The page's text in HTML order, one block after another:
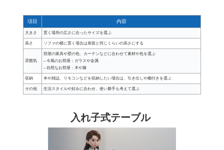
項目 内容
大きさ 置く場所の広さに合ったサイズを選ぶ
高さ ソファの横に置く場合は座面と同じくらいの高さにする
雰囲気
部屋の家具や壁の色、カーテンなどに合わせて素材や色を選ぶ
– 今風のお部屋：ガラスや金属
– 自然なお部屋：木や籐
収納 本や雑誌、リモコンなどを収納したい場合は、引き出しや棚付きを選ぶ
その他 生活スタイルや好みに合わせ、使い勝手も考えて選ぶ
入れ子式テーブル